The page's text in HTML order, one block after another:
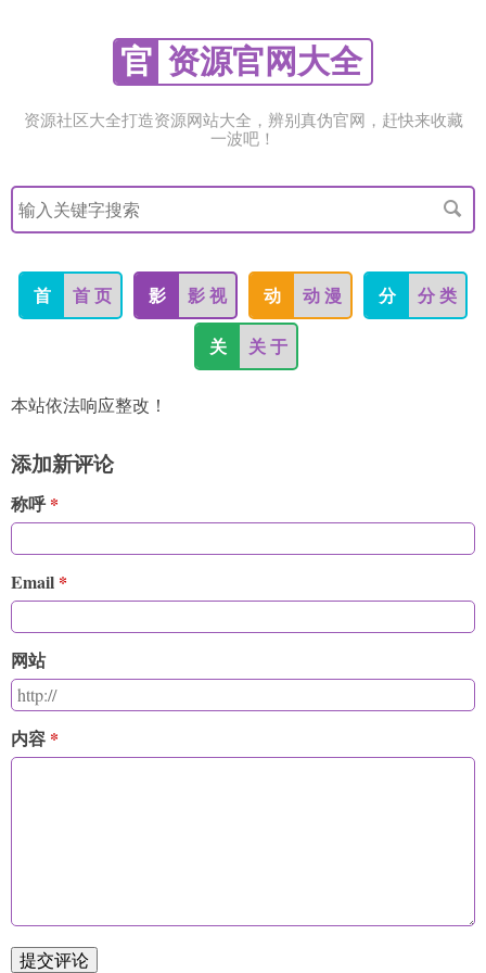
官 资源官网大全
资源社区大全打造资源网站大全，辨别真伪官网，赶快来收藏
一波吧！
搜
索
关
字
首 首 页 影 影 视 动 动 漫 分 分 类
关 关 于
本站依法响应整改！
添加新评论
称呼
Email
网站
内容
提交评论